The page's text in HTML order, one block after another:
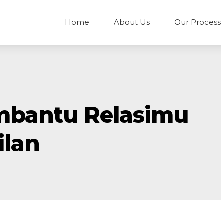
Home About Us Our Process
Relasimu